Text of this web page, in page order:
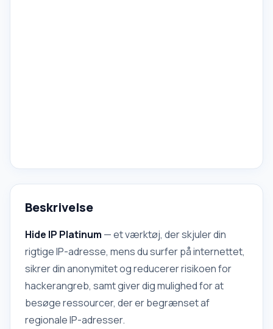
Beskrivelse
Hide IP Platinum — et værktøj, der skjuler din
rigtige IP-adresse, mens du surfer på internettet,
sikrer din anonymitet og reducerer risikoen for
hackerangreb, samt giver dig mulighed for at
besøge ressourcer, der er begrænset af
regionale IP-adresser.